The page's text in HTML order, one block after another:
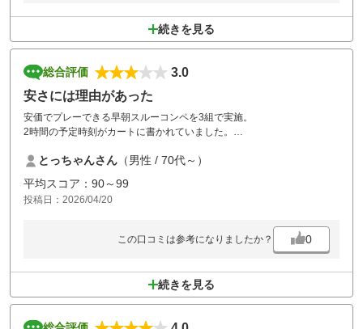
続きを見る
総合評価
3.0
安さには理由があった
安価でプレーできる早朝スルーコンペを3組で実施。
2時間の予定時刻がカートに書かれていました。
予定時間を10分程度オーバーしました。
前の仲間（2組目）がいましたがその後ろに他のカート2台いて、コンペ
なのに割り込みされた。
話をしたらわざわざスタート室に話をして下さりましたが、ゴルフ場が
嫌な対応のゴルフ場にはこりごりです。
とっちゃんさん （男性 / 70代～）
平均スコア：90～99
投稿日：2026/04/20
この口コミは参考になりましたか？ 0
続きを見る